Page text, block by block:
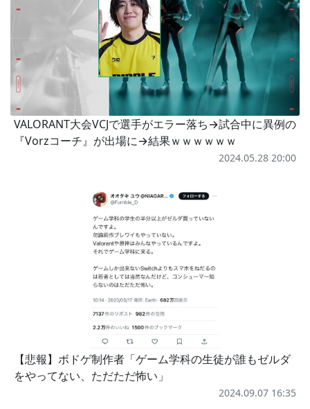
VALORANT大会VCJで選手がエラー落ち→試合中に異例の
『Vorzコーチ』が出場に→結果ｗｗｗｗｗｗ
2024.05.28 20:00
【悲報】ボドゲ制作者「ゲーム学科の生徒が誰もゼルダ
をやってない、ただただ怖い」
2024.09.07 16:35